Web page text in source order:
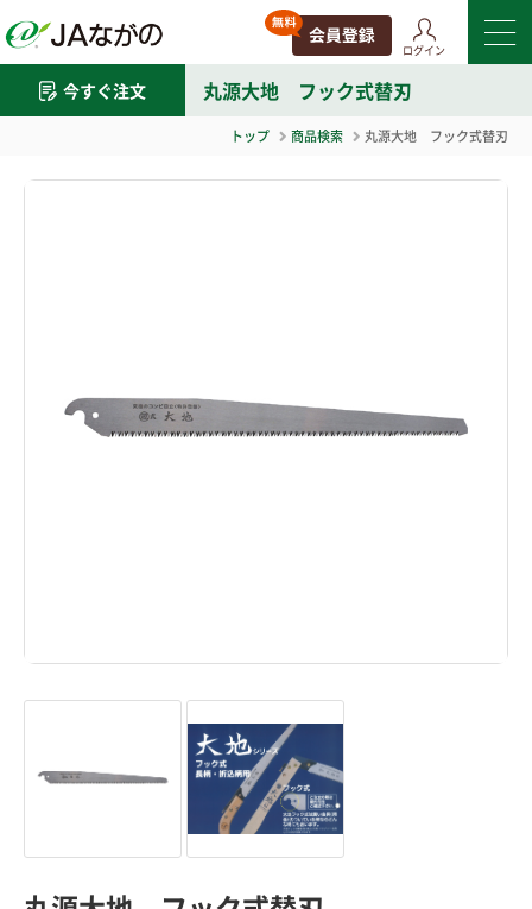
ログイン
今すぐ注文 丸源大地 フック式替刃
トップ 商品検索 丸源大地 フック式替刃